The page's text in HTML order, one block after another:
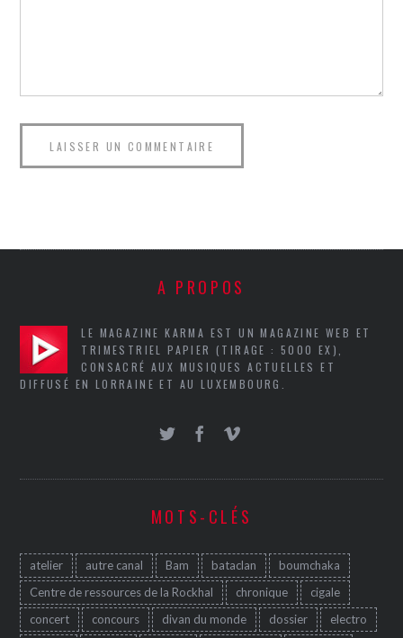
A PROPOS
LE MAGAZINE KARMA EST UN MAGAZINE WEB ET
TRIMESTRIEL PAPIER (TIRAGE : 5000 EX),
CONSACRÉ AUX MUSIQUES ACTUELLES ET
DIFFUSÉ EN LORRAINE ET AU LUXEMBOURG.
MOTS-CLÉS
atelier autre canal Bam bataclan
boumchaka
Centre de ressources de la Rockhal
chronique
cigale
concert
concours divan du monde dossier
electro